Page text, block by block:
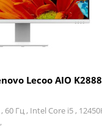
Lecoo AIO K2888
1920 x 1080 , 60 Гц , Intel Core i5 ,
512 ГБ ,